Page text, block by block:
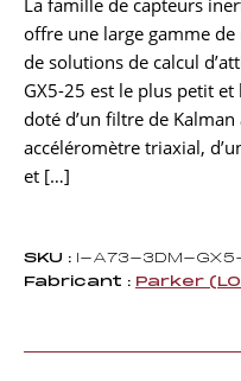
La famille de capteurs
offre une large gamme
de solutions de calcul
GX5-25 est le plus petit
doté d’un filtre de
accéléromètre triaxial,
et […]
SKU : I-A73-3DM-
Fabricant : Parker